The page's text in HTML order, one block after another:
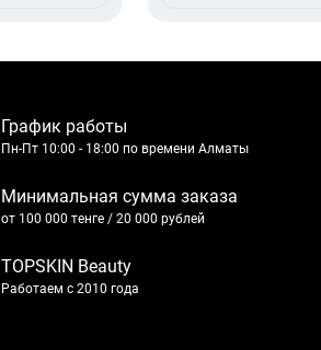
График работы
Пн-Пт 10:00 - 18:00 по времени Алматы
Минимальная сумма заказа
от 100 000 тенге / 20 000 рублей
TOPSKIN Beauty
Работаем с 2010 года